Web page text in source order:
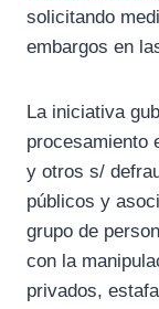
solicitando
embargos en
La iniciativa
procesamiento
y otros s/
públicos y
grupo de
con la
privados,